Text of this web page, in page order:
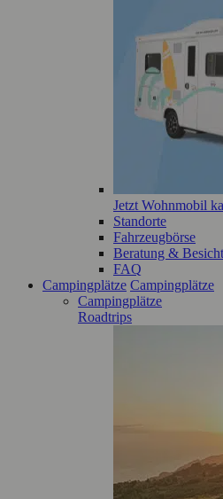
Jetzt Wohnmobil
Standorte
Fahrzeugbörse
Beratung &
FAQ
Campingplätze Campingplätze
Campingplätze
Roadtrips